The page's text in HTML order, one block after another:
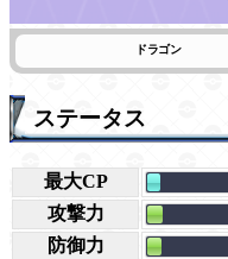
ドラゴン
ステータス
最大CP
攻撃力
防御力